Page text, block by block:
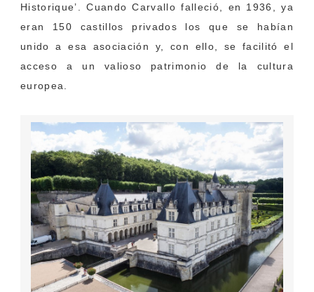
Historique’. Cuando Carvallo falleció, en 1936, ya
eran 150 castillos privados los que se habían
unido a esa asociación y, con ello, se facilitó el
acceso a un valioso patrimonio de la cultura
europea.